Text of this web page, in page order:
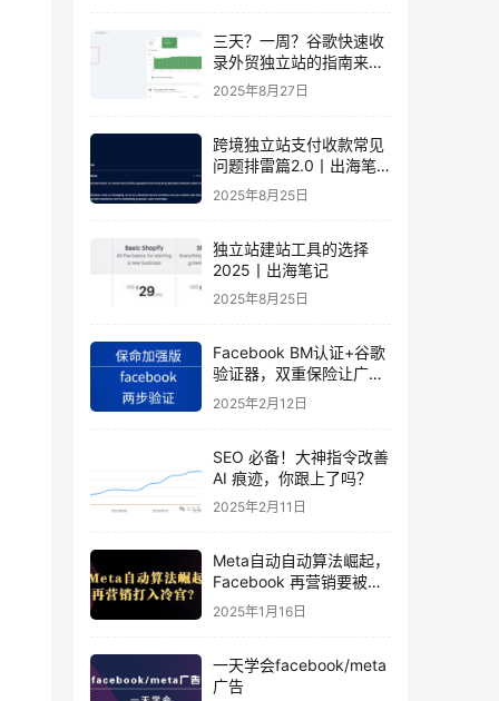
三天？一周？谷歌快速收
录外贸独立站的指南来
了！丨出海笔记
2025年8月27日
跨境独立站支付收款常见
问题排雷篇2.0丨出海笔
记
2025年8月25日
独立站建站工具的选择
2025丨出海笔记
2025年8月25日
Facebook BM认证+谷歌
验证器，双重保险让广告
投手账号稳如泰山
2025年2月12日
SEO 必备！大神指令改善
AI 痕迹，你跟上了吗？
2025年2月11日
Meta自动自动算法崛起，
Facebook 再营销要被打
入冷宫？
2025年1月16日
一天学会facebook/meta
广告